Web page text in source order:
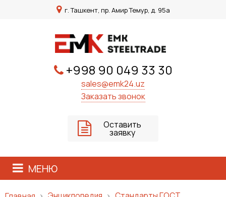
г. Ташкент, пр. Амир Темур, д. 95а
+998 90 049 33 30
sales@emk24.uz
Заказать звонок
Оставить
заявку
МЕНЮ